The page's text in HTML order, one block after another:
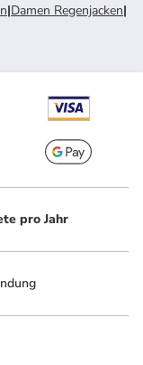
|Damen Regenjacken|
pro Jahr